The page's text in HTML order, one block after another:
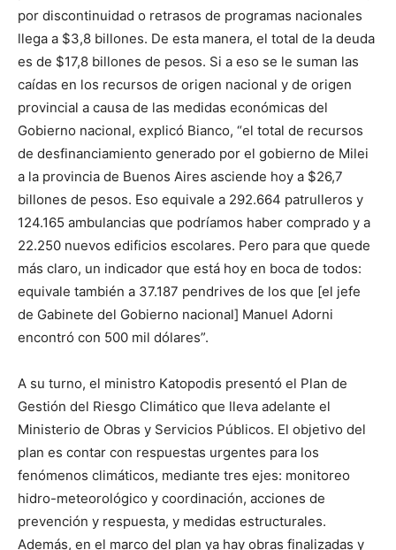
por discontinuidad o retrasos de programas nacionales
llega a $3,8 billones. De esta manera, el total de la deuda
es de $17,8 billones de pesos. Si a eso se le suman las
caídas en los recursos de origen nacional y de origen
provincial a causa de las medidas económicas del
Gobierno nacional, explicó Bianco, “el total de recursos
de desfinanciamiento generado por el gobierno de Milei
a la provincia de Buenos Aires asciende hoy a $26,7
billones de pesos. Eso equivale a 292.664 patrulleros y
124.165 ambulancias que podríamos haber comprado y a
22.250 nuevos edificios escolares. Pero para que quede
más claro, un indicador que está hoy en boca de todos:
equivale también a 37.187 pendrives de los que [el jefe
de Gabinete del Gobierno nacional] Manuel Adorni
encontró con 500 mil dólares”.
A su turno, el ministro Katopodis presentó el Plan de
Gestión del Riesgo Climático que lleva adelante el
Ministerio de Obras y Servicios Públicos. El objetivo del
plan es contar con respuestas urgentes para los
fenómenos climáticos, mediante tres ejes: monitoreo
hidro-meteorológico y coordinación, acciones de
prevención y respuesta, y medidas estructurales.
Además, en el marco del plan ya hay obras finalizadas y